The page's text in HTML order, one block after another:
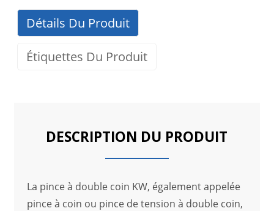
Détails Du Produit
Étiquettes Du Produit
DESCRIPTION DU PRODUIT
La pince à double coin KW, également appelée
pince à coin ou pince de tension à double coin,